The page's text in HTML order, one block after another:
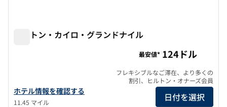
ヒルトン・カイロ・グランドナイル
ヒルトン・カイロ・グランドナイルのホテルの詳細を表示
ホテル情報を確認する
11.45 マイル
最安値* 124ドル
フレキシブルなご滞在、より多くの
割引、ヒルトン・オナーズ会員
日付を選択